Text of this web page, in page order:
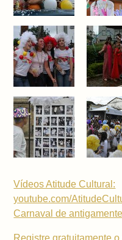
Vídeos Atitude Cultural:
youtube.com/
Carnaval de